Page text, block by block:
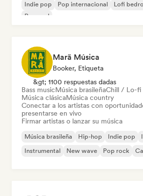
Indie pop
Pop internacional Lofi
Pop soul
Marã Música
Booker, Etiqueta
&gt; 1100 respuestas dadas
Bass musicMúsica brasileñaChill / Lo-fi
Música clásicaMúsica country
Conectar a los artistas con
presentarse en vivo
Firmar artistas o lanzar su música
Música brasileña Hip-hop Indie pop
Instrumental
New wave Pop rock